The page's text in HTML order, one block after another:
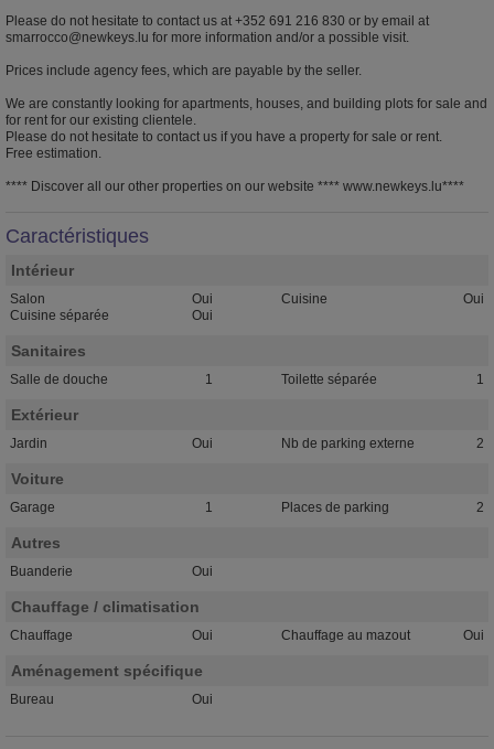
Please do not hesitate to contact us at +352 691 216 830 or by email at
smarrocco@newkeys.lu for more information and/or a possible visit.
Prices include agency fees, which are payable by the seller.
We are constantly looking for apartments, houses, and building plots for sale and
for rent for our existing clientele.
Please do not hesitate to contact us if you have a property for sale or rent.
Free estimation.
**** Discover all our other properties on our website **** www.newkeys.lu****
Caractéristiques
Intérieur
Salon Oui Cuisine
Oui
Cuisine séparée
Oui
Sanitaires
Salle de douche 1 Toilette séparée 1
Extérieur
Jardin Oui Nb de parking externe 2
Voiture
Garage 1 Places de parking 2
Autres
Buanderie Oui
Chauffage / climatisation
Chauffage Oui Chauffage au mazout Oui
Aménagement spécifique
Bureau Oui